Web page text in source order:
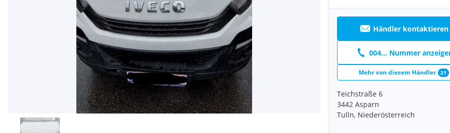
Händler kontaktieren
004... Nummer
Mehr von diesem Händler 21
Teichstraße 6
3442 Asparn
Tulln, Niederösterreich